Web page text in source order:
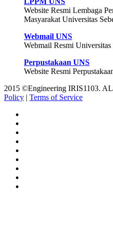
Website Resmi Lembaga
Masyarakat Universitas
Webmail UNS
Webmail Resmi Universitas
Perpustakaan UNS
Website Resmi
2015 ©Engineering IRIS1103.
Policy | Terms of Service